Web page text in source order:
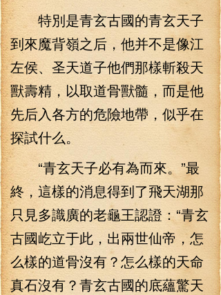
特別是青玄古國的青玄天子
到來魔背嶺之后，他并不是像江
左侯、圣天道子他們那樣斬殺天
獸壽精，以取道骨獸髓，而是他
先后入各方的危險地帶，似乎在
探試什么。
“青玄天子必有為而來。”最
終，這樣的消息得到了飛天湖那
只見多識廣的老龜王認證：“青玄
古國屹立于此，出兩世仙帝，怎
么樣的道骨沒有？怎么樣的天命
真石沒有？青玄古國的底蘊驚天